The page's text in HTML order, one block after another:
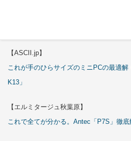
【ASCII.jp】
これが手のひらサイズのミニPCの最適
K13」
【エルミタージュ秋葉原】
これで全てが分かる。Antec「P7S」徹底